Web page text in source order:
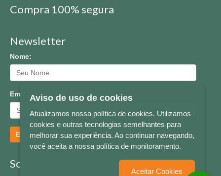
Compra 100% segura
Newsletter
Nome:
Email:
Enviar
Socialize conosco
Aviso de uso de cookies
Atualizamos nossa política de cookies. Utilizamos
cookies e outras tecnologias semelhantes para
melhorar sua experiência. Ao continuar navegando,
você aceita a nossa política de monitoramento.
Aceitar Cookies